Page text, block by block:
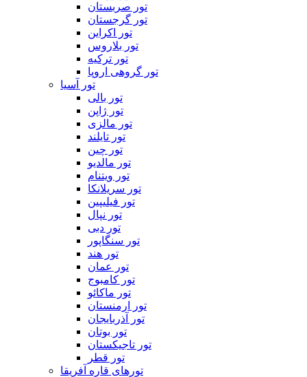
تور صربستان
تور گرجستان
تور اکراین
تور بلاروس
تور ترکیه
تور گروهی اروپا
تور آسیا
تور بالی
تور ژاپن
تور مالزی
تور تایلند
تور چین
تور مالدیو
تور ویتنام
تور سریلانکا
تور فیلیپین
تور نپال
تور دبی
تور سنگاپور
تور هند
تور عمان
تور کامبوج
تور ماکائو
تور ارمنستان
تور آذربایجان
تور بوتان
تور تاجیکستان
تور قطر
تورهای قاره آفریقا